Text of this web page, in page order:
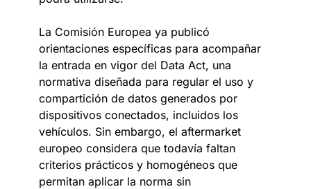
La Comisión Europea ya publicó
orientaciones específicas para acompañar
la entrada en vigor del Data Act, una
normativa diseñada para regular el uso y
compartición de datos generados por
dispositivos conectados, incluidos los
vehículos. Sin embargo, el aftermarket
europeo considera que todavía faltan
criterios prácticos y homogéneos que
permitan aplicar la norma sin